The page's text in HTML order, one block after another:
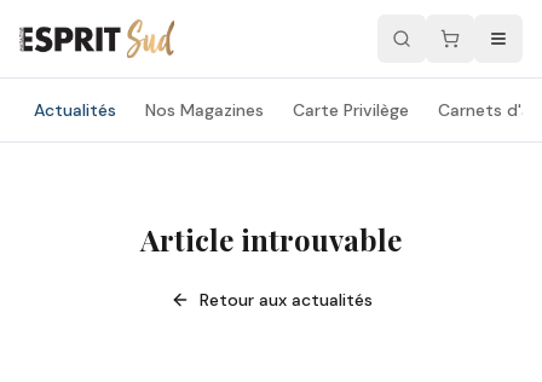
Actualités Nos Magazines Carte Privilège Carnets
Article introuvable
Retour aux actualités